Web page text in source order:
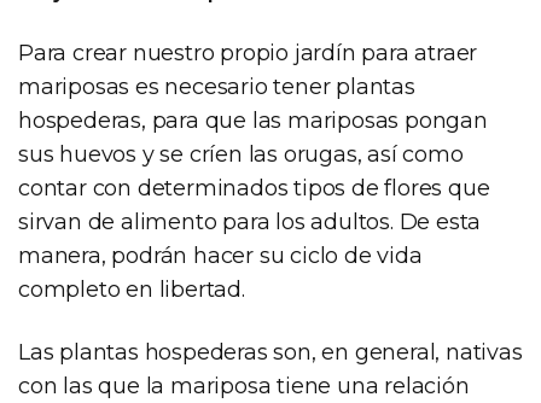
Para crear nuestro propio jardín para atraer
mariposas es necesario tener plantas
hospederas, para que las mariposas pongan
sus huevos y se críen las orugas, así como
contar con determinados tipos de flores que
sirvan de alimento para los adultos. De esta
manera, podrán hacer su ciclo de vida
completo en libertad.
Las plantas hospederas son, en general, nativas
con las que la mariposa tiene una relación